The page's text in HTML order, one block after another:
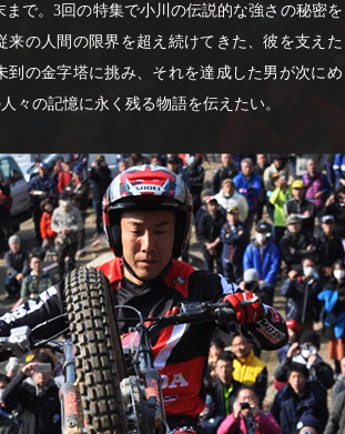
まで。3回の特集で小川の伝説的な強さの秘密を
来の人間の限界を超え続けてきた、彼を支えた
到の金字塔に挑み、それを達成した男が次にめ
々の記憶に永く残る物語を伝えたい。